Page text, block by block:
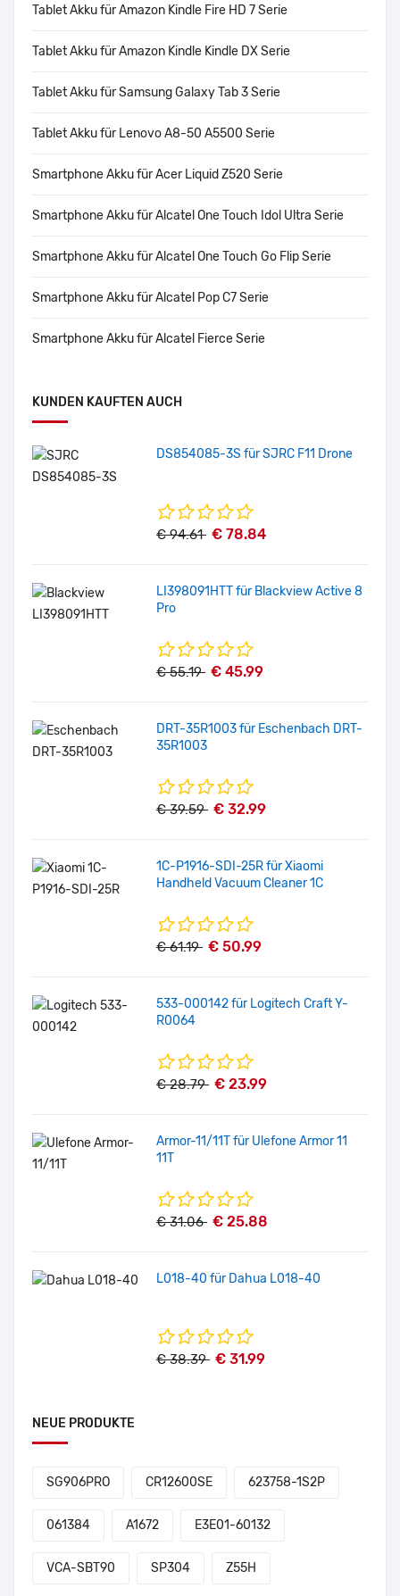
Tablet Akku für Amazon Kindle Fire HD 7 Serie
Tablet Akku für Amazon Kindle Kindle DX Serie
Tablet Akku für Samsung Galaxy Tab 3 Serie
Tablet Akku für Lenovo A8-50 A5500 Serie
Smartphone Akku für Acer Liquid Z520 Serie
Smartphone Akku für Alcatel One Touch Idol Ultra Serie
Smartphone Akku für Alcatel One Touch Go Flip Serie
Smartphone Akku für Alcatel Pop C7 Serie
Smartphone Akku für Alcatel Fierce Serie
KUNDEN KAUFTEN AUCH
DS854085-3S für SJRC F11 Drone
€ 94.61 € 78.84
LI398091HTT für Blackview Active 8
Pro
€ 55.19 € 45.99
DRT-35R1003 für Eschenbach DRT-
35R1003
€ 39.59 € 32.99
1C-P1916-SDI-25R für Xiaomi
Handheld Vacuum Cleaner 1C
€ 61.19 € 50.99
533-000142 für Logitech Craft Y-
R0064
€ 28.79 € 23.99
Armor-11/11T für Ulefone Armor 11
11T
€ 31.06 € 25.88
L018-40 für Dahua L018-40
€ 38.39 € 31.99
NEUE PRODUKTE
SG906PRO CR12600SE 623758-1S2P
061384 A1672 E3E01-60132
VCA-SBT90 SP304 Z55H